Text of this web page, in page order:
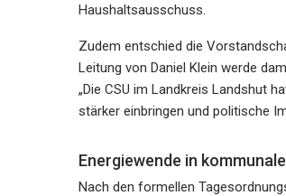
Haushaltsausschuss.
Zudem entschied die
Leitung von Daniel Klein werde
„Die CSU im Landkreis Landshut
stärker einbringen und politische
Energiewende in
Nach den formellen